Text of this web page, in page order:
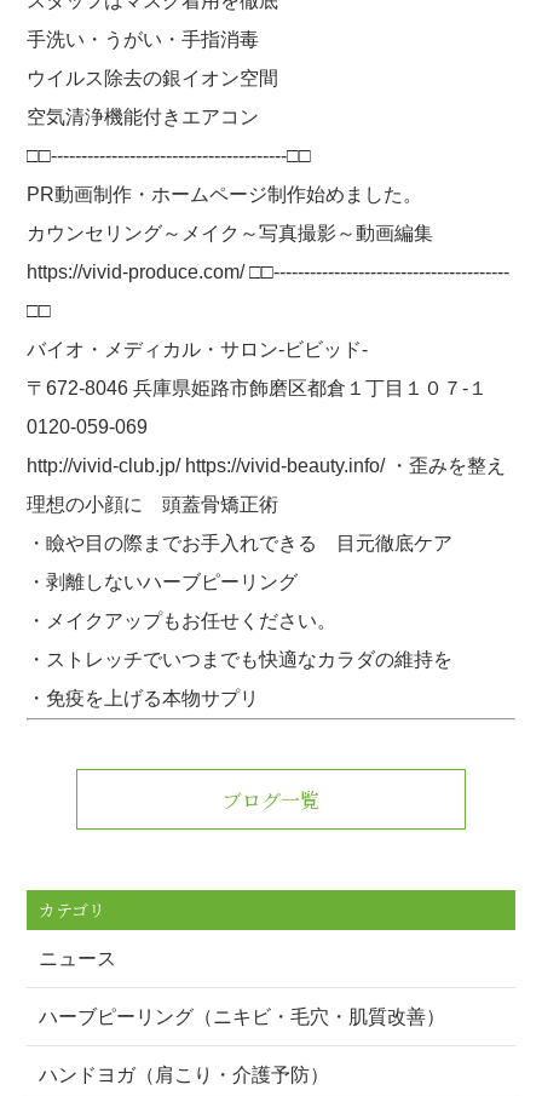
手洗い・うがい・手指消毒
ウイルス除去の銀イオン空間
空気清浄機能付きエアコン
□□---------------------------------------□□
PR動画制作・ホームページ制作始めました。
カウンセリング～メイク～写真撮影～動画編集
https://vivid-produce.com/ □□---------------------------------------
□□
バイオ・メディカル・サロン-ビビッド-
〒672-8046 兵庫県姫路市飾磨区都倉１丁目１０７-１
0120-059-069
http://vivid-club.jp/ https://vivid-beauty.info/ ・歪みを整え
理想の小顔に 頭蓋骨矯正術
・瞼や目の際までお手入れできる 目元徹底ケア
・剥離しないハーブピーリング
・メイクアップもお任せください。
・ストレッチでいつまでも快適なカラダの維持を
・免疫を上げる本物サプリ
ブログ一覧
カテゴリ
ニュース
ハーブピーリング（ニキビ・毛穴・肌質改善）
ハンドヨガ（肩こり・介護予防）